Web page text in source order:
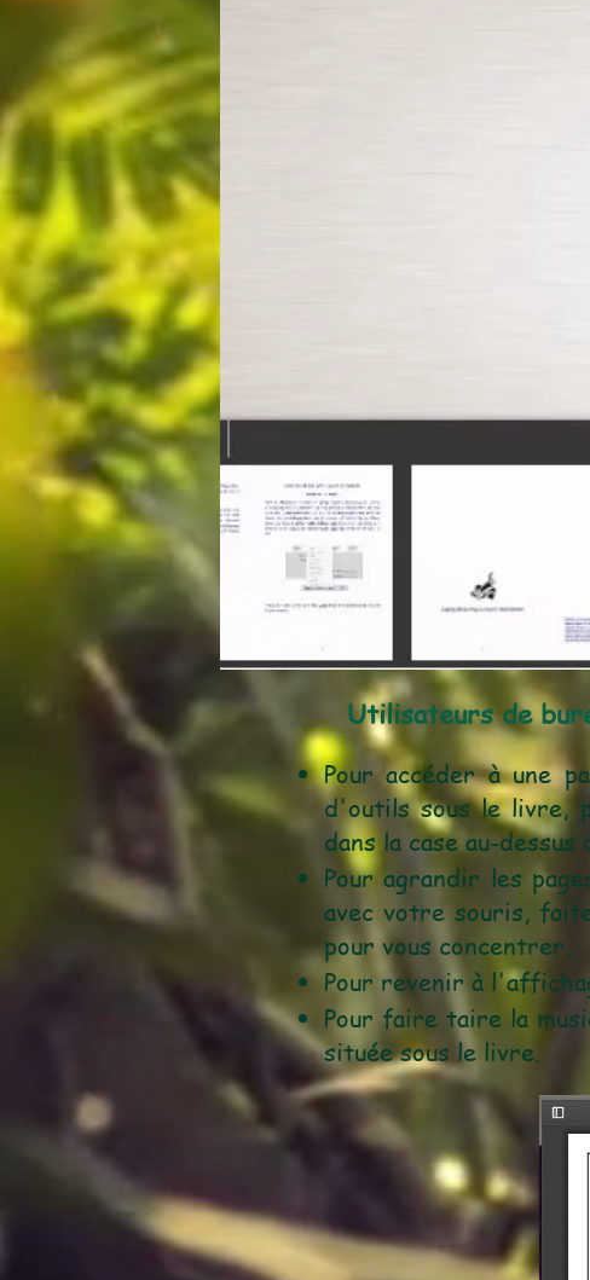
Utilisateurs de
Pour accéder à une
d'outils sous le livre,
dans la case au-
Pour agrandir les
avec votre souris,
pour vous concentrer.
Pour revenir à
Pour faire taire la
située sous le livre.